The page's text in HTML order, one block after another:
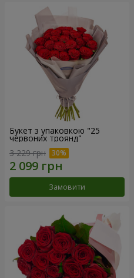
Букет з упаковкою "25
червоних троянд"
3 229 грн
Замовити